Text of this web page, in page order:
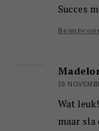
Succes
19
Wat
maar sla